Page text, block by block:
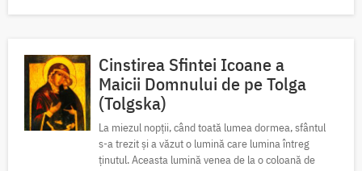
Cinstirea Sfintei Icoane a
Maicii Domnului de pe Tolga
(Tolgska)
La miezul nopții, când toată lumea dormea, sfântul
s-a trezit și a văzut o lumină care lumina întreg
ținutul. Aceasta lumină venea de la o coloană de